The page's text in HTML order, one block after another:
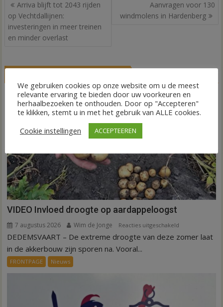
navigatie
Arriva blijft tot 2043 rijden
op Vechtdallijnen:
investeringen in meer treinen
en minder overlast
Aanvragen voor 130
windmolens in Hardenberg
VIDEO Invloed droogte op aardappeloogst
7 augustus 2026 Wim de Jonge Reacties uitgeschakeld
VIDEO
DEDEMSVAART – De extreme droogte van deze zomer laat
in de akkerbouw zijn sporen na. Vooral...
FRONTPAGE Nieuws
We gebruiken cookies op onze website om u de meest
relevante ervaring te bieden door uw voorkeuren en
herhaalbezoeken te onthouden. Door op "Accepteren"
te klikken, stemt u in met het gebruik van ALLE cookies.
Cookie instellingen
ACCEPTEEREN